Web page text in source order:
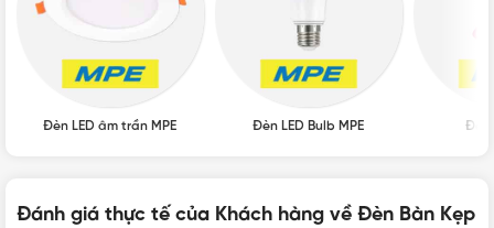
THỜI GIAN SỬ DỤNG
THỜI GIAN SẠC ĐẦY PIN 2.5 giờ
5VDC và dòng điện làm việc 1A, giúp tiết kiệm năng lượng
mà vẫn mang lại hiệu suất ánh sáng ấn tượng.
Tham khảo thêm các loại đèn bàn khác tại:
https://vattu365.com/den-ban/
Đèn LED âm trần MPE Đèn LED Bulb MPE Đèn
Đánh giá thực tế của Khách hàng về Đèn Bàn Kẹp